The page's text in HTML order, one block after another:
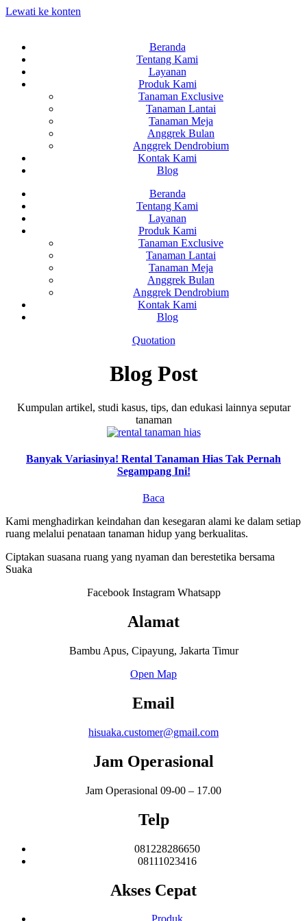
Lewati ke konten
Beranda
Tentang Kami
Layanan
Produk Kami
Tanaman Exclusive
Tanaman Lantai
Tanaman Meja
Anggrek Bulan
Anggrek Dendrobium
Kontak Kami
Blog
Beranda
Tentang Kami
Layanan
Produk Kami
Tanaman Exclusive
Tanaman Lantai
Tanaman Meja
Anggrek Bulan
Anggrek Dendrobium
Kontak Kami
Blog
Quotation
Blog Post
Kumpulan artikel, studi kasus, tips, dan edukasi lainnya seputar
tanaman
Banyak Variasinya! Rental Tanaman Hias Tak Pernah
Segampang Ini!
Baca
Kami menghadirkan keindahan dan kesegaran alami ke dalam setiap
ruang melalui penataan tanaman hidup yang berkualitas.
Ciptakan suasana ruang yang nyaman dan berestetika bersama
Suaka
Facebook Instagram Whatsapp
Alamat
Bambu Apus, Cipayung, Jakarta Timur
Open Map
Email
hisuaka.customer@gmail.com
Jam Operasional
Jam Operasional 09-00 – 17.00
Telp
081228286650
08111023416
Akses Cepat